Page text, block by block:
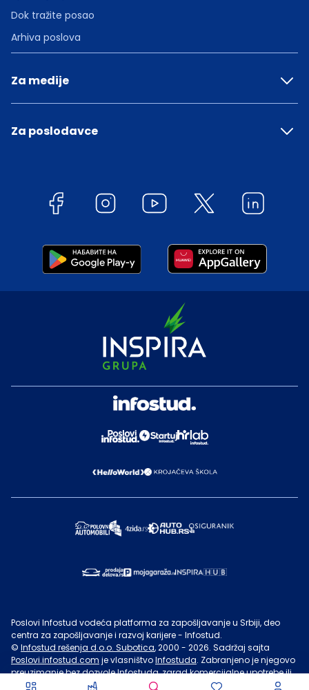
Dok tražite posao
Arhiva poslova
Za medije
Za poslodavce
Poslovi Infostud vodeća platforma za zapošljavanje u Srbiji, deo
centra za zapošljavanje i razvoj karijere - Infostud.
© Infostud rešenja d.o.o. Subotica, 2000 - 2026. Sadržaj sajta
Poslovi.infostud.com je vlasništvoInfostuda. Zabranjeno je njegovo
preuzimanje bez dozvoleInfostuda, zarad komercijalne upotrebe ili
u druge svrhe, osim za lične potrebe posetilaca sajta.